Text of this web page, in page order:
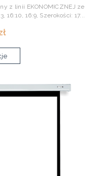
z linii EKONOMICZNEJ ze
16:9, Szerokości: 17...